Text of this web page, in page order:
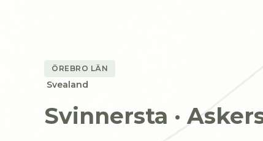
ÖREBRO LÄN
Svealand
Svinnersta ·